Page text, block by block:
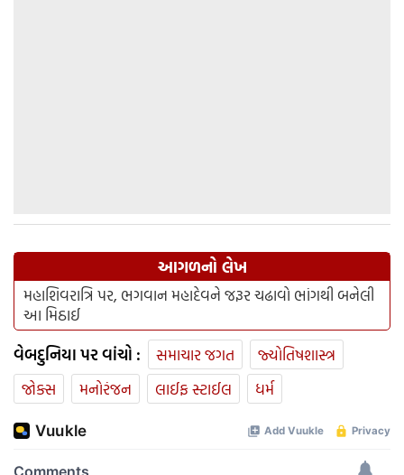
આગળનો લેખ
મહાશિવરાત્રિ પર, ભગવાન મહાદેવને જરૂર ચઢાવો ભાંગથી બનેલી
આ મિઠાઈ
વેબદુનિયા પર વાંચો : સમાચાર જગત
જ્યોતિષશાસ્ત્ર
જોક્સ
મનોરંજન લાઈફ સ્ટાઈલ ધર્મ